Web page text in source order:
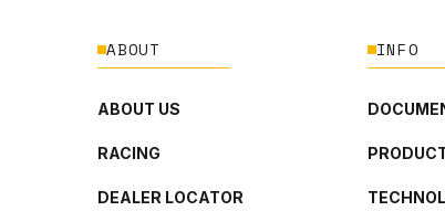
ABOUT
ABOUT US
RACING
DEALER LOCATOR
INFO